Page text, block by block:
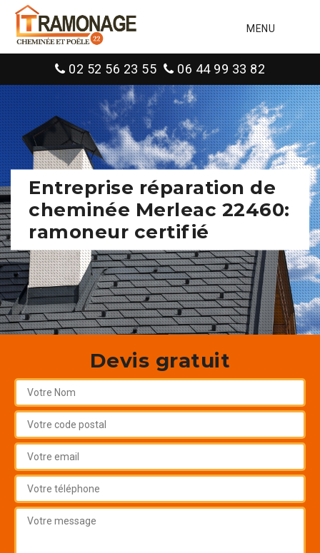
MENU
02 52 56 23 55 06 44 99 33 82
Entreprise réparation de
cheminée Merleac 22460:
ramoneur certifié
Devis gratuit